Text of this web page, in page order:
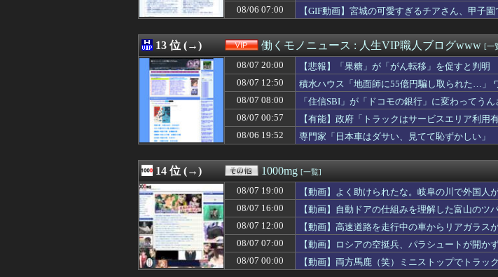
08/07 20:55
トランプ氏「FRBの金利決定はウォーシュだけのものではな
08/07 20:55
コメ 損切り加速ｗｗｗｗｗｗｗｗｗ
08/07 20:54
【DeNA対広島16回戦】DeNAが広島に競り勝ちカード初戦勝
08/07 20:50
【感動】新聞さん、壮大な縦読みを仕込んでしまう🥺
08/07 20:50
【試合結果】[2026/8/7]DeNAベイスターズ２－１広島カープ
08/07 20:50
【朗報】ショートスリーパー堀大輔、高須幹弥にブチギレた
08/07 20:50
ヤクルト・奥川が2安打！ ようやく完封連敗ストップでBクラ
08/07 20:48
【阪神対中日17回戦】中日が土壇場9回に3点を取り逆転！代
08/07 20:47
デニー支援の小沢一郎氏（一般人）、辺野古沖事故について
08/07 20:47
【速報】AKB48「夢のポップスター」初日公演のセットリス
08/07 20:47
【悲報】はらぺこあおむしな娘、見つかるｗｗｗｗｗｗｗ
08/07 20:46
【画像】イケメン経営者とカップル成立した美女、下着グラ
08/07 20:45
【試合結果】ヤクルト1-0巨人 奥川完封勝利で連敗ストップ！
08/07 20:44
今日初めてロイヤルホスト行ってきたんだけど
08/07 20:41
KDDIの松田社長｢楽天モバイルへのau回線ローミングは9月末
08/07 20:40
人気格闘家「水飲むやつはゲイ、 喉乾いた時のためにちっち
08/07 20:40
｢格なむチャンネル｣ 名古屋飯編公開ｷﾀ━(ﾟ∀ﾟ)━!【乃木坂46
08/07 20:40
【初音ミク】「PERIHAPI! おきがえちゅう ピアプロキャラク
08/07 20:40
【悲報】白浜町「100万円やるからパンダに代わる観光資源考
08/07 20:40
【画像】磯山さやかさん、やはりデカいｗｗｗｗｗｗｗｗｗｗ
08/07 20:40
【P】エッセイスト「原爆を二度と使わせてはならない」→リ
08/06 07:00
【GIF動画】宮城の可愛すぎるチアさん、甲子
13 位 (→) 働くモノニュース : 人生VIP職人ブログwww [一
08/07 20:00
【悲報】「果糖」が「がん転移」を促すと判明
08/07 12:50
積水ハウス「地面師に55億円騙し取られた…」
08/07 08:00
「住信SBI」が「ドコモの銀行」に変わってう
08/07 00:57
【有能】政府「トラックはサービスエリア利用
08/06 19:52
専門家「日本車はダサい、見てて恥ずかしい」
14 位 (→) 1000mg [一覧]
08/07 19:00
【動画】よく助けられたな。岐阜の川で外国人
08/07 16:00
【動画】自動ドアの仕組みを理解した富山のツ
08/07 12:00
【動画】高速道路を走行中の車からリアガラス
08/07 07:00
【動画】ロシアの空挺兵、パラシュートが開か
08/07 00:00
【動画】両方馬鹿（笑）ミニストップでトラッ